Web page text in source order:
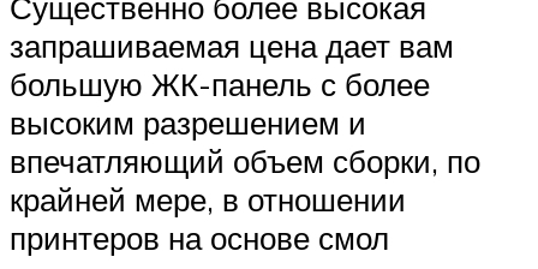
запрашиваемая цена дает вам
большую ЖК-панель с более
высоким разрешением и
впечатляющий объем сборки, по
крайней мере, в отношении
принтеров на основе смол